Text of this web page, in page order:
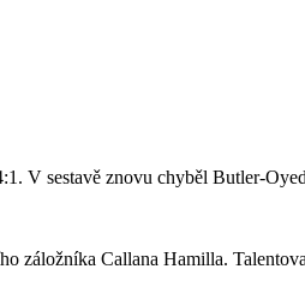
V sestavě znovu chyběl Butler-
záložníka Callana Hamilla.